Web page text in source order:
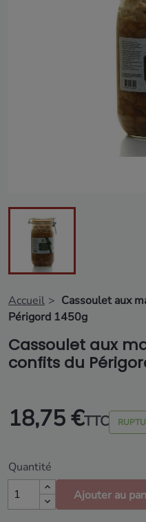
Accueil
Cassoulet aux
Périgord 1450g
Cassoulet aux
confits du
18,75 €TTC
Quantité
Ajouter au